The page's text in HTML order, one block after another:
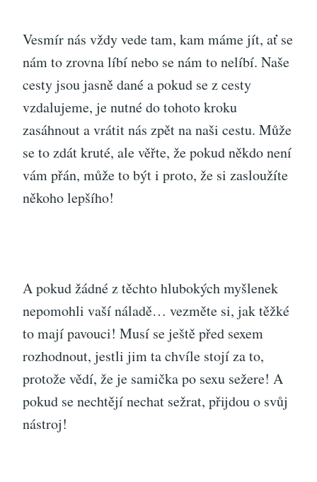
Vesmír nás vždy vede tam, kam máme jít, ať se
nám to zrovna líbí nebo se nám to nelíbí. Naše
cesty jsou jasně dané a pokud se z cesty
vzdalujeme, je nutné do tohoto kroku
zasáhnout a vrátit nás zpět na naši cestu. Může
se to zdát kruté, ale věřte, že pokud někdo není
vám přán, může to být i proto, že si zasloužíte
někoho lepšího!
A pokud žádné z těchto hlubokých myšlenek
nepomohli vaší náladě… vezměte si, jak těžké
to mají pavouci! Musí se ještě před sexem
rozhodnout, jestli jim ta chvíle stojí za to,
protože vědí, že je samičkapo sexu sežere! A
pokud se nechtějí nechat sežrat, přijdou o svůj
nástroj!